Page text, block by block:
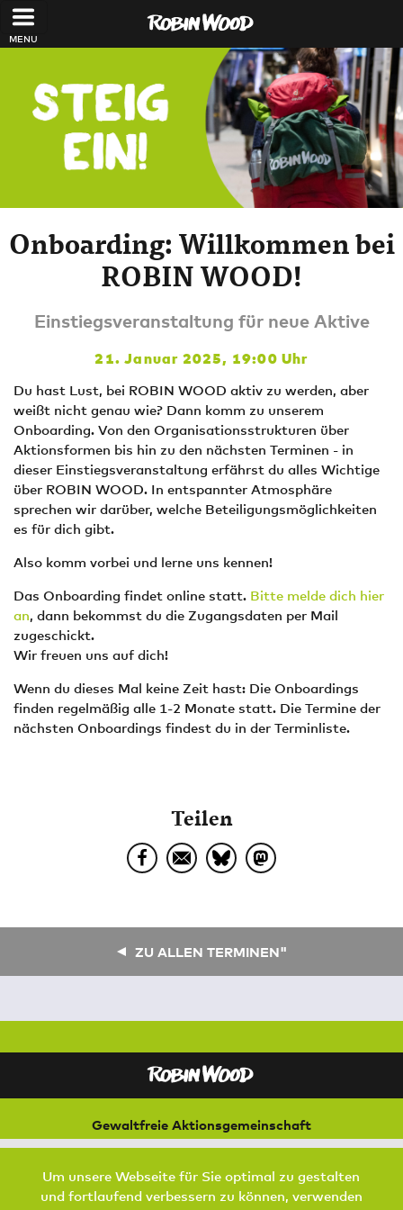
Direkt zum Inhalt
Onboarding: Willkommen bei
ROBIN WOOD!
Einstiegsveranstaltung für neue Aktive
21. Januar 2025, 19:00 Uhr
Du hast Lust, bei ROBIN WOOD aktiv zu werden, aber
weißt nicht genau wie? Dann komm zu unserem
Onboarding. Von den Organisationsstrukturen über
Aktionsformen bis hin zu den nächsten Terminen - in
dieser Einstiegsveranstaltung erfährst du alles Wichtige
über ROBIN WOOD. In entspannter Atmosphäre
sprechen wir darüber, welche Beteiligungsmöglichkeiten
es für dich gibt.
Also komm vorbei und lerne uns kennen!
Das Onboarding findet online statt. Bitte melde dich hier
an, dann bekommst du die Zugangsdaten per Mail
zugeschickt.
Wir freuen uns auf dich!
Wenn du dieses Mal keine Zeit hast: Die Onboardings
finden regelmäßig alle 1-2 Monate statt. Die Termine der
nächsten Onboardings findest du in der Terminliste.
Teilen
ZU ALLEN TERMINEN"
Gewaltfreie Aktionsgemeinschaft
für Natur und Umwelt
21073 Hamburg
Um unsere Webseite für Sie optimal zu gestalten
und fortlaufend verbessern zu können, verwenden